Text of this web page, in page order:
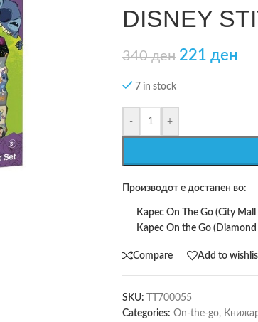
DISNEY
340ден 221 ден
7 in stock
- +
Производот е достапен во:
Карес On The Go (City Mall
Карес On the Go
Compare Add to
SKU:
TT700055
Categories: On-the-go,